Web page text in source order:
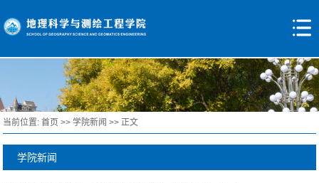
当前位置:首页 >>学院新闻 >> 正文
学院新闻